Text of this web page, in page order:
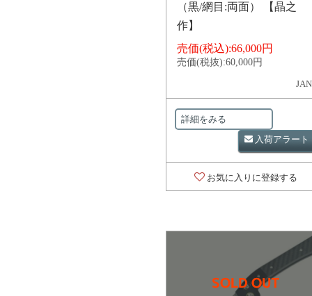
（黒/網目:両面） 【晶之
作】
売価(税込):66,000円
売価(税抜):60,000円
詳細をみる
入荷アラート
お気に入りに登録する